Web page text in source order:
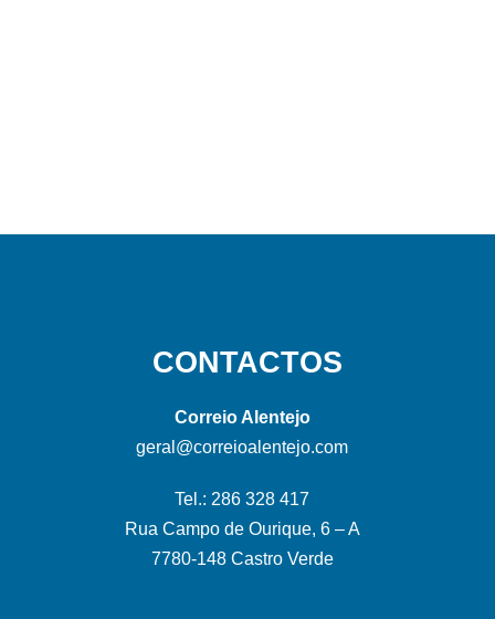
CONTACTOS
Correio Alentejo
geral@correioalentejo.com
Tel.: 286 328 417
Rua Campo de Ourique, 6 – A
7780-148 Castro Verde